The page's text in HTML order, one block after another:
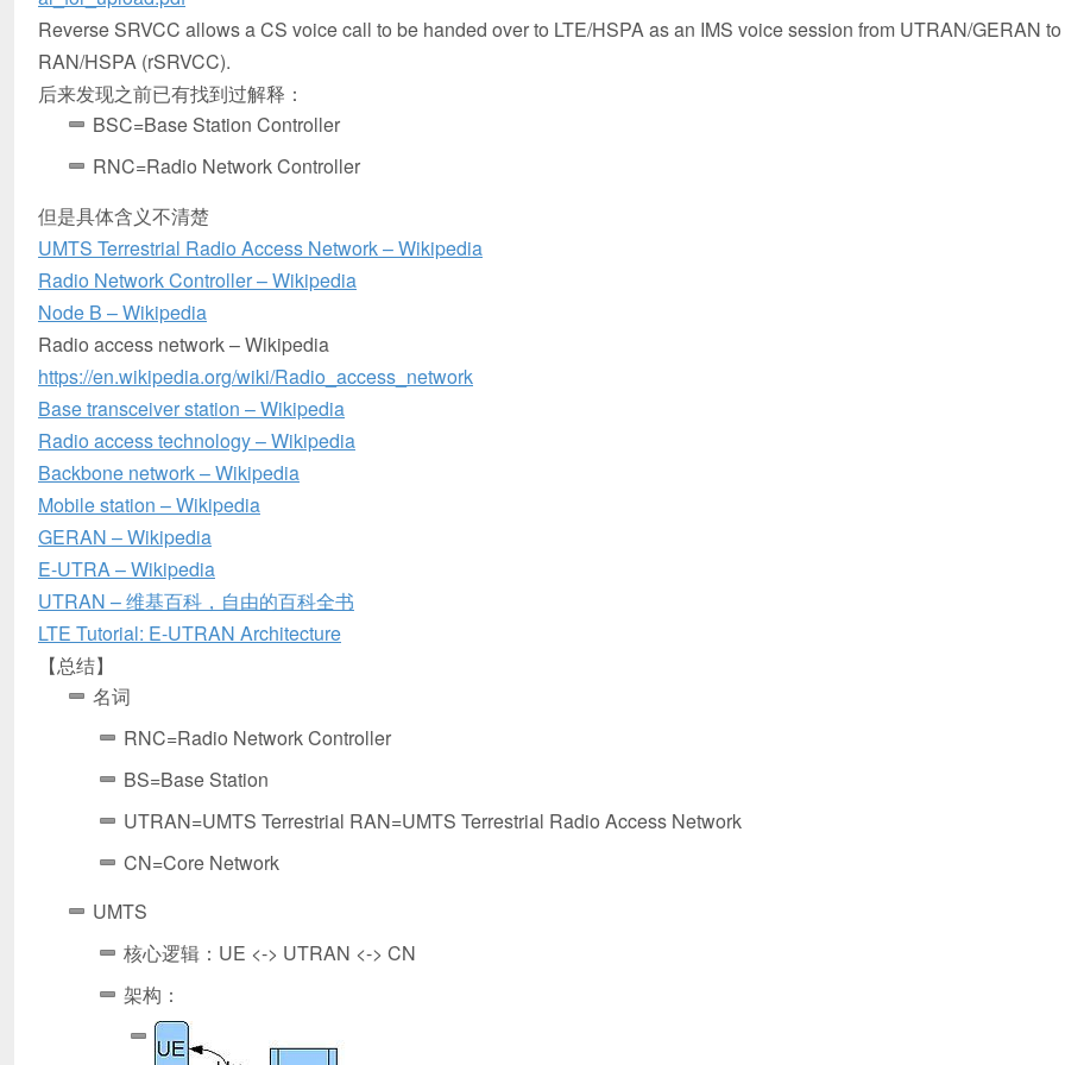
Reverse SRVCC allows a CS voice call to be handed over to LTE/HSPA as an IMS voice session from UTRAN/GERAN
RAN/HSPA (rSRVCC).
后来发现之前已有找到过解释：
BSC=Base Station Controller
RNC=Radio Network Controller
但是具体含义不清楚
UMTS Terrestrial Radio Access Network – Wikipedia
Radio Network Controller – Wikipedia
Node B – Wikipedia
Radio access network – Wikipedia
https://en.wikipedia.org/wiki/Radio_access_network
Base transceiver station – Wikipedia
Radio access technology – Wikipedia
Backbone network – Wikipedia
Mobile station – Wikipedia
GERAN – Wikipedia
E-UTRA – Wikipedia
UTRAN – 维基百科，自由的百科全书
LTE Tutorial: E-UTRAN Architecture
【总结】
名词
RNC=Radio Network Controller
BS=Base Station
UTRAN=UMTS Terrestrial RAN=UMTS Terrestrial Radio Access Network
CN=Core Network
UMTS
核心逻辑：UE <-> UTRAN <-> CN
架构：